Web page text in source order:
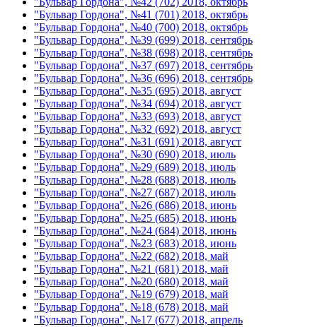
"Бульвар Гордона", №41 (701) 2018, октябрь
"Бульвар Гордона", №40 (700) 2018, октябрь
"Бульвар Гордона", №39 (699) 2018, сентябрь
"Бульвар Гордона", №38 (698) 2018, сентябрь
"Бульвар Гордона", №37 (697) 2018, сентябрь
"Бульвар Гордона", №36 (696) 2018, сентябрь
"Бульвар Гордона", №35 (695) 2018, август
"Бульвар Гордона", №34 (694) 2018, август
"Бульвар Гордона", №33 (693) 2018, август
"Бульвар Гордона", №32 (692) 2018, август
"Бульвар Гордона", №31 (691) 2018, август
"Бульвар Гордона", №30 (690) 2018, июль
"Бульвар Гордона", №29 (689) 2018, июль
"Бульвар Гордона", №28 (688) 2018, июль
"Бульвар Гордона", №27 (687) 2018, июль
"Бульвар Гордона", №26 (686) 2018, июнь
"Бульвар Гордона", №25 (685) 2018, июнь
"Бульвар Гордона", №24 (684) 2018, июнь
"Бульвар Гордона", №23 (683) 2018, июнь
"Бульвар Гордона", №22 (682) 2018, май
"Бульвар Гордона", №21 (681) 2018, май
"Бульвар Гордона", №20 (680) 2018, май
"Бульвар Гордона", №19 (679) 2018, май
"Бульвар Гордона", №18 (678) 2018, май
"Бульвар Гордона", №17 (677) 2018, апрель